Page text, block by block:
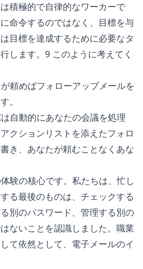
積極的で自律的なワーカーで
命令するのではなく、目標を与
目標を達成するために必要なタ
します。9 このように考えてく
頼めばフォローアップメールを
。
は自動的にあなたの会議を処理
クションリストを添えたフォロ
き、あなたが頼むことなくあな
験の核心です。私たちは、忙し
る最後のものは、チェックする
別のパスワード、管理する別の
ないことを認識しました。職業
て依然として、電子メールのイ